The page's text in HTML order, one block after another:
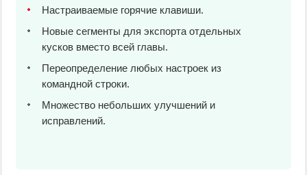
Настраиваемые горячие клавиши.
Новые сегменты для экспорта отдельных
кусков вместо всей главы.
Переопределение любых настроек из
командной строки.
Множество небольших улучшений и
исправлений.